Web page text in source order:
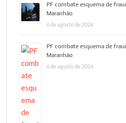
PF combate esquema de
Maranhão
6 de agosto de 2026
PF combate esquema de
Maranhão
6 de agosto de 2026